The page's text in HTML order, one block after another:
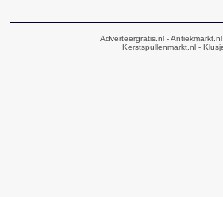
Adverteergratis.nl - Antiekmarkt.nl
Kerstspullenmarkt.nl -